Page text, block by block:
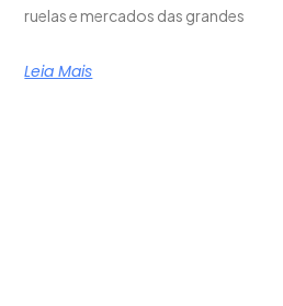
ruelas e mercados das grandes
Leia Mais